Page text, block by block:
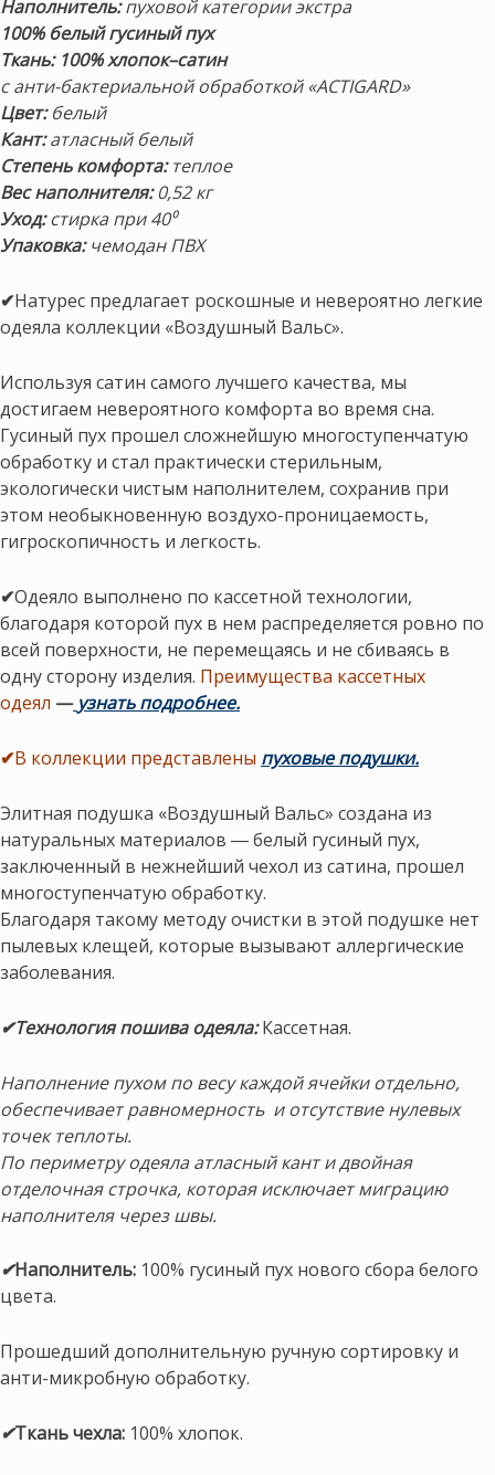
Наполнитель:пуховой категории экстра
100% белый гусиный пух
Ткань: 100% хлопок–сатин
с анти-бактериальной обработкой «ACTIGARD»
Цвет:белый
Кант:атласный белый
Степень комфорта:теплое
Вес наполнителя:0,52 кг
Уход:стирка при 40⁰
Упаковка:чемодан ПВХ
✔Натурес предлагает роскошные и невероятно легкие
одеяла коллекции «Воздушный Вальс».
Используя сатин самого лучшего качества, мы
достигаем невероятного комфорта во время сна.
Гусиный пух прошел сложнейшую многоступенчатую
обработку и стал практически стерильным,
экологически чистым наполнителем, сохранив при
этом необыкновенную воздухо-проницаемость,
гигроскопичность и легкость.
✔Одеяло выполнено по кассетной технологии,
благодаря которой пух в нем распределяется ровно по
всей поверхности, не перемещаясь и не сбиваясь в
одну сторону изделия. Преимущества кассетных
одеял — узнать подробнее.
✔В коллекции представлены пуховые подушки.
Элитная подушка «Воздушный Вальс» создана из
натуральных материалов ― белый гусиный пух,
заключенный в нежнейший чехол из сатина, прошел
многоступенчатую обработку.
Благодаря такому методу очистки в этой подушке нет
пылевых клещей, которые вызывают аллергические
заболевания.
✔Технология пошива одеяла:Кассетная.
Наполнение пухом по весу каждой ячейки отдельно,
обеспечивает равномерность и отсутствие нулевых
точек теплоты.
По периметру одеяла атласный кант и двойная
отделочная строчка, которая исключает миграцию
наполнителя через швы.
✔Наполнитель: 100% гусиный пух нового сбора белого
цвета.
Прошедший дополнительную ручную сортировку и
анти-микробную обработку.
✔Ткань чехла: 100% хлопок.